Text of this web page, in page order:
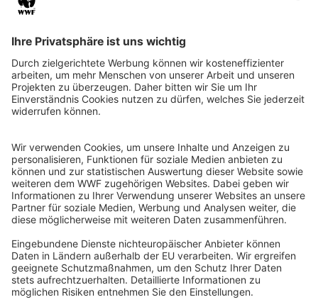
WWF Deutschland
Reinhardtstr. 18
10117 Berlin
Ihre Spende kann steuerlich geltend gemacht werden
Registriert als Stiftung WWF Deutschland, Senatsverwaltung für
Justiz Berlin, Az: 3416/976/2
Umsatzsteuer-Identifikationsnummer: DE 114236103
Freistellungsbescheid: Als gemeinnützige Körperschaft befreit
von der Körperschaftssteuer gem. §5 I 9 KStg. unter der
Steuernummer 27/641/09321